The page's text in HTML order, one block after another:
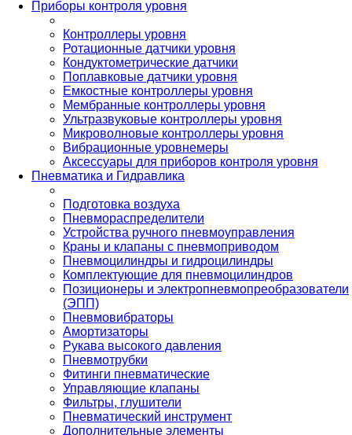
Приборы контроля уровня
Контроллеры уровня
Ротационные датчики уровня
Кондуктометрические датчики
Поплавковые датчики уровня
Емкостные контроллеры уровня
Мембранные контроллеры уровня
Ультразвуковые контроллеры уровня
Микроволновые контроллеры уровня
Вибрационные уровнемеры
Аксессуары для приборов контроля уровня
Пневматика и Гидравлика
Подготовка воздуха
Пневмораспределители
Устройства ручного пневмоуправления
Краны и клапаны с пневмоприводом
Пневмоцилиндры и гидроцилиндры
Комплектующие для пневмоцилиндров
Позиционеры и электропневмопреобразователи
(ЭПП)
Пневмовибраторы
Амортизаторы
Рукава высокого давления
Пневмотрубки
Фитинги пневматические
Управляющие клапаны
Фильтры, глушители
Пневматический инструмент
Дополнительные элементы